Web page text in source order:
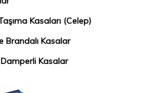
Kasaları (Celep)
Brandalı Kasalar
Kasalar